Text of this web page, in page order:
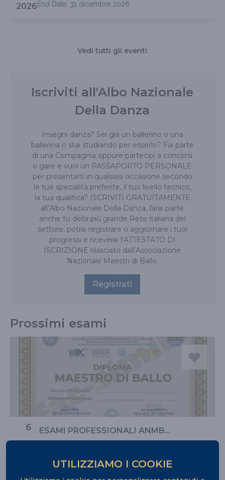
2026End Date: 31 dicembre 2026
Vedi tutti gli eventi
Iscriviti all'Albo Nazionale
Della Danza
Insegni danza? Sei già un ballerino o una
ballerina o stai studiando per esserlo? Fai parte
di una Compagnia oppure partecipi a concorsi
o gare e vuoi un PASSAPORTO PERSONALE
per presentarti in qualsiasi occasione secondo
le tue specialità preferite, il tuo livello tecnico,
la tua qualifica? ISCRIVITI GRATUITAMENTE
all’Albo Nazionale Della Danza, farai parte
anche tu della più grande Rete italiana del
settore, potrai registrare o aggiornare i tuoi
progressi e riceverai l’ATTESTATO DI
ISCRIZIONE rilasciato dall’Associazione
Nazionale Maestri di Ballo.
Registrati
Prossimi esami
6
ESAMI PROFESSIONALI ANMB
SARDEGNA
UTILIZZIAMO I COOKIE